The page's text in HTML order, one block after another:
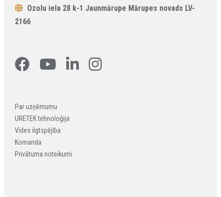
Ozolu iela 28 k-1 Jaunmārupe Mārupes novads LV-
2166
Par uzņēmumu
URETEK tehnoloģija
Vides ilgtspējība
Komanda
Privātuma noteikumi